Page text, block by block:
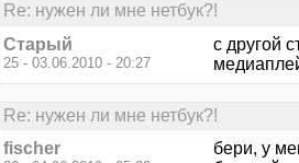
Re: нужен ли мне нетбук?!
Старый
25 - 03.06.2010 - 20:27
с другой
Re: нужен ли мне нетбук?!
fischer
бери, у